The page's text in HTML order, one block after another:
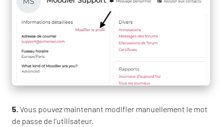
5. Vous pouvez maintenant modifier manuellement le mot
de passe de l’utilisateur.